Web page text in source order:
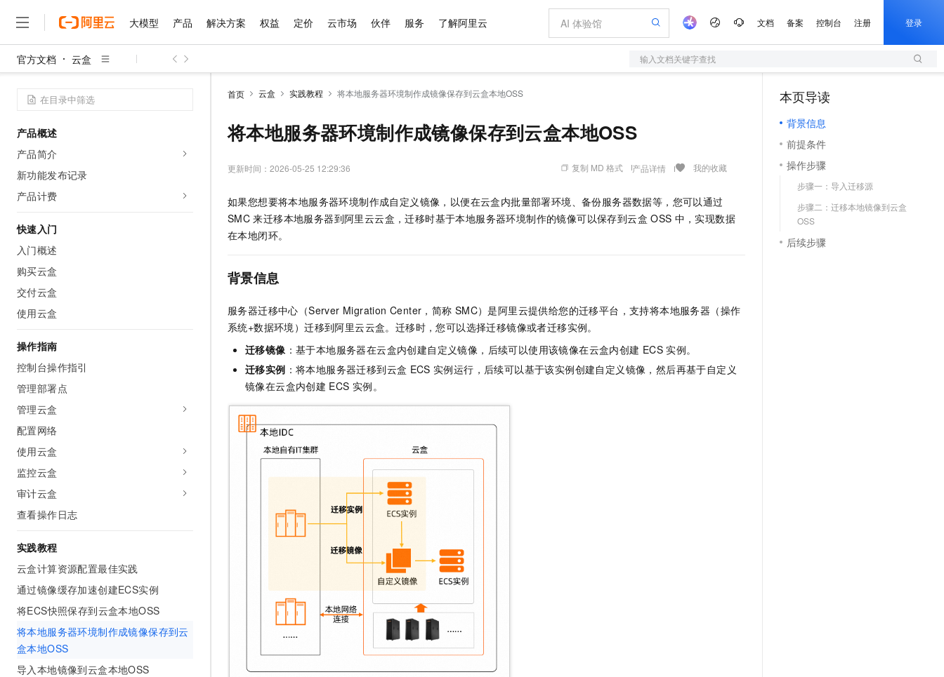
大模型 产品 解决方案 权益 定价 云市场 伙伴 服务 了解阿里云 文档 备案 控制台 注册 登录
官方文档 云盒 输入文档关键字查找
产品概述
产品简介
新功能发布记录
产品计费
快速入门
入门概述
购买云盒
交付云盒
使用云盒
操作指南
控制台操作指引
管理部署点
管理云盒
配置网络
使用云盒
监控云盒
审计云盒
查看操作日志
实践教程
云盒计算资源配置最佳实践
通过镜像缓存加速创建ECS实例
将ECS快照保存到云盒本地OSS
将本地服务器环境制作成镜像保存到云
盒本地OSS
导入本地镜像到云盒本地OSS
首页 云盒 实践教程 将本地服务器环境制作成镜像保存到云盒本地OSS
将本地服务器环境制作成镜像保存到云盒本地OSS
更新时间： 2026-05-25 12:29:36 复制 MD 格式 产品详情 我的收藏
如果您想要将本地服务器环境制作成自定义镜像，以便在云盒内批量部署环境、备份服务器数据等，您可以通过
SMC 来迁移本地服务器到阿里云云盒，迁移时基于本地服务器环境制作的镜像可以保存到云盒 OSS 中，实现数据
在本地闭环。
背景信息
服务器迁移中心（Server Migration Center，简称 SMC）是阿里云提供给您的迁移平台，支持将本地服务器（操作
系统+数据环境）迁移到阿里云云盒。迁移时，您可以选择迁移镜像或者迁移实例。
迁移镜像 ：基于本地服务器在云盒内创建自定义镜像，后续可以使用该镜像在云盒内创建 ECS 实例。
迁移实例 ：将本地服务器迁移到云盒 ECS 实例运行，后续可以基于该实例创建自定义镜像，然后再基于自定义
镜像在云盒内创建 ECS 实例。
本页导读
背景信息
前提条件
操作步骤
步骤一：导入迁移源
步骤二：迁移本地镜像到云盒
OSS
后续步骤
大模型
千问AI平台
Qwen3.8-Max HOT
智能体时代全能旗舰模型
能看、能想、能动手的多模态智能体模型
Qwen3-VL-Plus
Kimi-K3 NEW
GLM-5.2
1M上下文，专为长程任务能力而生
HappyHorse-1.1-T2V
Wan2.7-T2V
文戏情感细腻自然，动作戏激烈拳拳到肉，实现更强表演能力
语音识别与合成
Qwen3-TTS-Flash
大模型服务
千问AI平台-Token Plan NEW
千问AI平台-模型体验
新一代 AI 视频生成模型，深度适配广告营销等场景
AI 应用构建
大模型服务平台百炼-应用模版
大模型服务平台百炼-智能体
灵活可视化地构建企业级 Agent
人工智能平台 PAI
大模型原生应用
快速部署 Dify，高效搭建 AI 应用
10 分钟在聊天系统中增加一个 AI 助手
在企业官网、通讯软件中为客户提供 AI 客服
即刻拥有 DeepSeek-R1 满血版
产品
精选产品
容器
存储
网络与CDN
数据库
大数据计算
媒体服务
企业服务与云通信
域名与网站
开发工具
迁移与运维管理
专有云
精选产品
大模型服务与应用平台
多元化、高性能、安全可靠的大模型服务
无影云电脑
随时随地安全接入的云上超级电脑
云解析DNS
云原生大数据计算服务 MaxCompute
提供智能易用的域名与建站服务
人工智能平台 PAI 大模型
一站式AI开发、训练和推理服务
安全可靠、弹性可伸缩的云计算服务
全托管，含MySQL、PostgreSQL、SQL Server、MariaDB多引擎
Qoder
面向真实软件的智能体编程平台
轻量应用服务器
数字证书管理服务（原SSL证书）
实现全站HTTPS，呈现可信的WEB访问
国内短信简单易用，安全可靠，秒级触达，全球覆盖200+国家和地区。
大数据开发治理平台 DataWorks
解决方案
精选解决方案
大数据
现代化应用
安全
可观测
上云与迁云
企业出海
政企业务
精选解决方案
上传文档即自动完成翻译和格式还原
Hermes Agent，打造自进化智能体
自主进化，持久记忆，越用越聪明
快速拥有专属 OpenClaw
Qwen-Audio-3.0-Realtime 端到端实时语音角色扮演
5 分钟轻松部署专属 QwenPaw HOT
从聊天伙伴进化为能主动干活的本地数字员工
输入一句话想法, 轻松生成专业的 PPT
一键购买专属联机服务器，轻松开启游戏
高效搭建 AI 智能体与工作流应用
通过阿里云百炼高效搭建AI应用,助力高效开发
Agency Agents：拥有专属领域专家
HappyHorse 打造一站式影视创作平台
漫剧工坊：一站式动画创作平台
快速生产连贯的高质量长漫剧
10 分钟搭建微信、支付宝小程序
权益 普惠上云
云服务器38元/年起，超值低价云产品抢先购
推荐新用户得奖励，单订单最高返9万
云工开物
高校专属算力普惠，学生认证享300元代金券
解决方案免费试用 新老同享
AI 产品 免费试用
140+云产品 免费试用
产品新客免费试用，最长12个月
大模型ACA认证体验
助力企业全员 AI 认知与能力提升
AI 特惠
至高享 1亿+免费 tokens，加速 Al 应用落地
Token Plan 模型订阅计划 NEW
Qwen3.8-Max 首发尝鲜，限时加量 10 倍，夜间低至2折
Night Plan 支持 Qwen 3.8-Max NEW
AI 场景体验
智能编程，一键开启高性价比 AI 编程新体验
从图文生成到视频创作，一键激活电商全链路生产力
AI 广告创作
图文、视频一站生成，高效打造优质广告素材
AI 办公
智能客服
AI 活动
AI 生产力先锋
先锋实践拓展 AI 生产力的边界
飞天发布时刻
所见，即是所愿
从基础到进阶，Agent 创客手把手教你
创新加速
定价 产品定价
了解云产品的定价详情
云上成本管理
管理和优化成本
价格计算器
自助选配和估算价格
价格优势
配置报价器
阿里云 OPC 创新助力计划
Token 补贴，五大权
益加速 OPC 成功
云市场 精选商城
多端小程序
观测云
Tuya 物联网平台阿里云版
电子合同
畅捷通
Tableau 订阅
AI空中课堂在线直播课堂（旗舰版）
行业生态解决方案
开发者生态解决方案
AI 开发和 AI 应用解决方案
数据与 API
手机三要素
OCR 文字识别
企业应用
ERP
OA 办公系统
400电话
广告营销
基础软件
宝塔 Linux
JAVA
Ubuntu
Red Hat
专业服务
伙伴 成为销售伙伴
咨询伙伴
销售伙伴合作计划
无影生态合作计划
Salesforce On Alibaba Cloud
Consulting Partner 合作计划
成为产品伙伴
产品生态伙伴
产品伙伴合作计划
弹性计算合作计划
云网络合作计划
服务生态伙伴
服务伙伴合作计划
Al MaaS 服务伙伴赋能合作
伙伴信用分合作计划
更多支持
合作伙伴培训与认证
查询合作伙伴
登录合作伙伴管理后台
服务 售前咨询
售后服务
自助服务
在线服务
工单服务
企业增值服务
专家技术服务
企业成长
服务实践
阿里云认证
全部认证
信息公告
官网公告
开发者社区
我要反馈
了解阿里云 为什么选择阿里云
技术领先
分析师报告
研究报告与白皮书
天池大赛
AI 算法大赛
云开发大赛
入门学习赛
最佳实践
云上奥运之旅
看见新力量
市场活动
阿里云中企出海大会
魔搭 ModelScope
云工开物
科研合作
加入我们
校园招聘